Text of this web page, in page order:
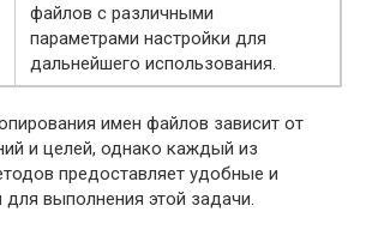
файлов с различными
параметрами настройки для
дальнейшего использования.
имен файлов зависит от
и целей, однако каждый из
предоставляет удобные и
выполнения этой задачи.